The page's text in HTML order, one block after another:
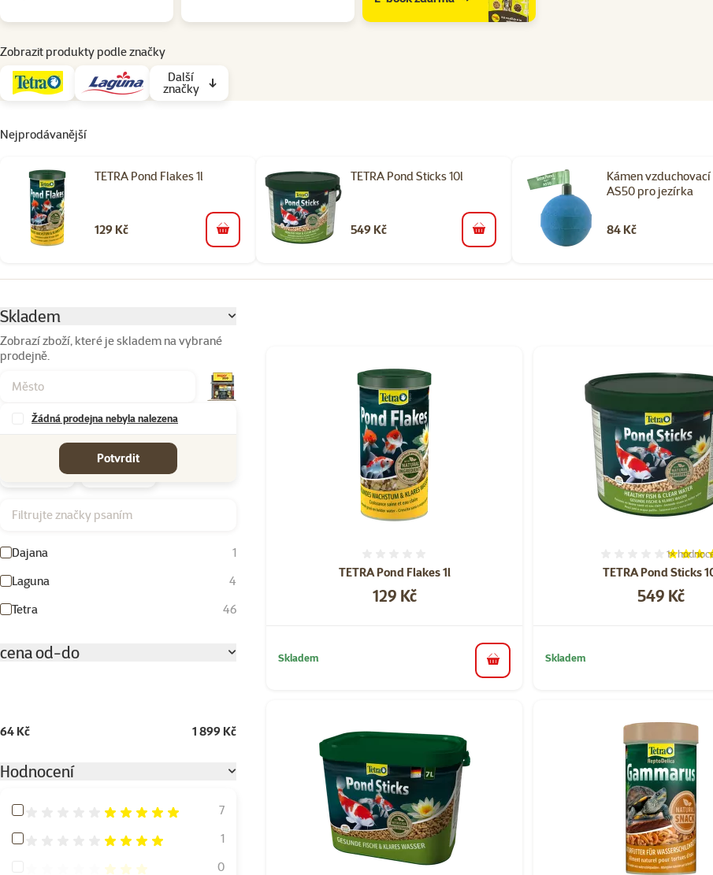
Zobrazit produkty podle značky
Další
značky
Nejprodávanější
TETRA Pond Flakes 1l
129 Kč do košíku
TETRA Pond Sticks 10l
549 Kč do košíku
Kámen vzduchovací
AS50 pro jezírka
84 Kč
Skladem
Zobrazí zboží, které je skladem na vybrané
prodejně.
Žádná prodejna nebyla nalezena
Potvrdit
Filtrujte značky psaním
Dajana
1
Laguna
4
Tetra
46
cena od-do
64 Kč 1 899 Kč
Hodnocení
Hodnocení 100%
7
Hodnocení 80%
1
Hodnocení 60%
0
TETRA Pond Flakes 1l
Cena
129 Kč
Skladem
do košíku
TETRA Pond Sticks
1×
Cena
549 Kč
Skladem